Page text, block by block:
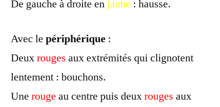
De gauche à droite enjaune : hausse.
Avec le périphérique :
Deuxrouges aux extrémités qui clignotent
lentement : bouchons.
Une rouge au centre puis deuxrouges aux